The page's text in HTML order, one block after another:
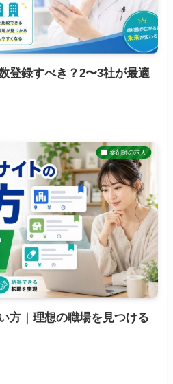
登録すべき？2〜3社が最適
薬剤師の求人
方｜理想の職場を見つける